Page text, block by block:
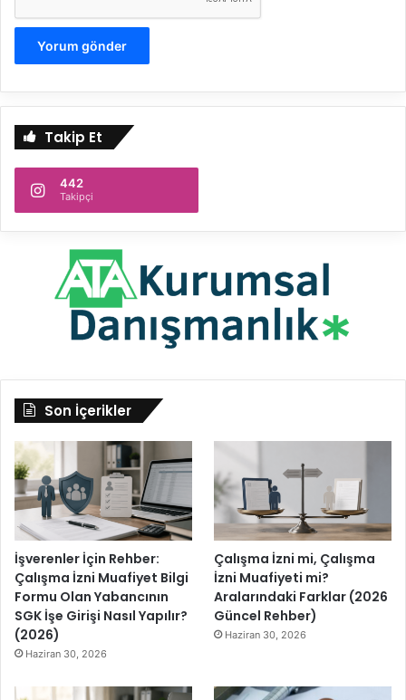
Takip Et
442
Takipçi
Son İçerikler
İşverenler İçin Rehber:
Çalışma İzni Muafiyet Bilgi
Formu Olan Yabancının
SGK İşe Girişi Nasıl Yapılır?
(2026)
Haziran 30, 2026
Çalışma İzni mi, Çalışma
İzni Muafiyeti mi?
Aralarındaki Farklar (2026
Güncel Rehber)
Haziran 30, 2026